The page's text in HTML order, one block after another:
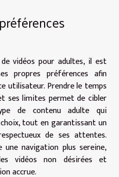
vidéos pour adultes, il est
propres préférences afin
utilisateur. Prendre le temps
ses limites permet de cibler
de contenu adulte qui
tout en garantissant un
de ses attentes.
navigation plus sereine,
vidéos non désirées et
accrue.